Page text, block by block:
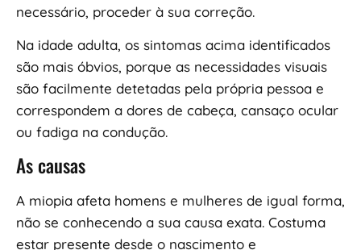
necessário, proceder à sua correção.
Na idade adulta, os sintomas acima identificados
são mais óbvios, porque as necessidades visuais
são facilmente detetadas pela própria pessoa e
correspondem a dores de cabeça, cansaço ocular
ou fadiga na condução.
As causas
A miopia afeta homens e mulheres de igual forma,
não se conhecendo a sua causa exata. Costuma
estar presente desde o nascimento e